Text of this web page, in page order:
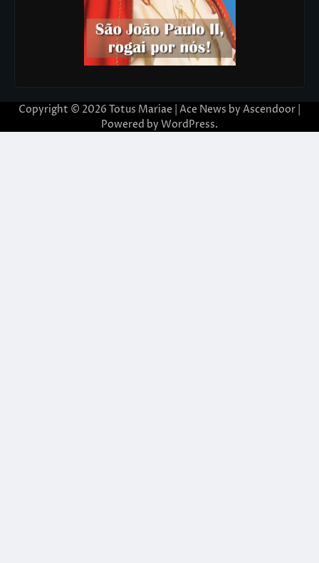
Copyright © 2026 Totus Mariae | Ace News by Ascendoor
Powered by WordPress.